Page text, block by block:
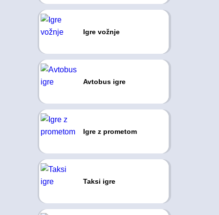
Igre vožnje
Avtobus igre
Igre z prometom
Taksi igre